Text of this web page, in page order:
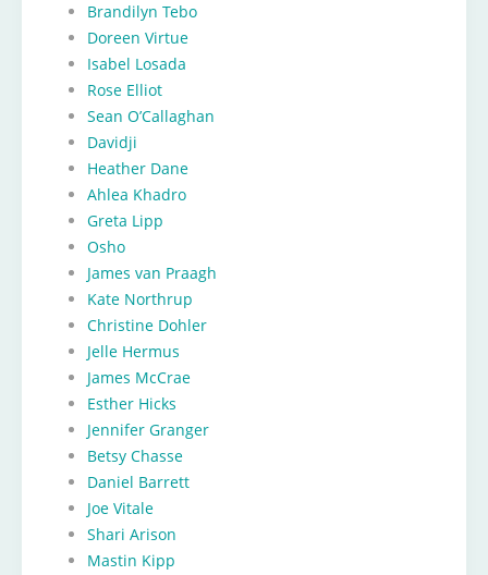
Brandilyn Tebo
Doreen Virtue
Isabel Losada
Rose Elliot
Sean O’Callaghan
Davidji
Heather Dane
Ahlea Khadro
Greta Lipp
Osho
James van Praagh
Kate Northrup
Christine Dohler
Jelle Hermus
James McCrae
Esther Hicks
Jennifer Granger
Betsy Chasse
Daniel Barrett
Joe Vitale
Shari Arison
Mastin Kipp